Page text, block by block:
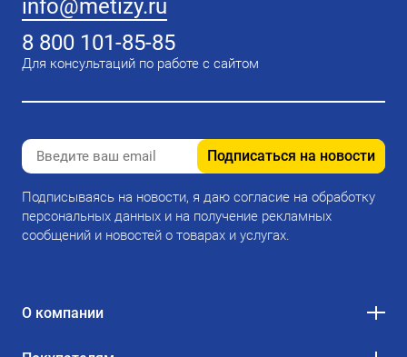
info@metizy.ru
8 800 101-85-85
Для консультаций по работе с сайтом
Подписаться на новости
Подписываясь на новости, я даю согласие на обработку
персональных данных и на получение рекламных
сообщений и новостей о товарах и услугах.
О компании